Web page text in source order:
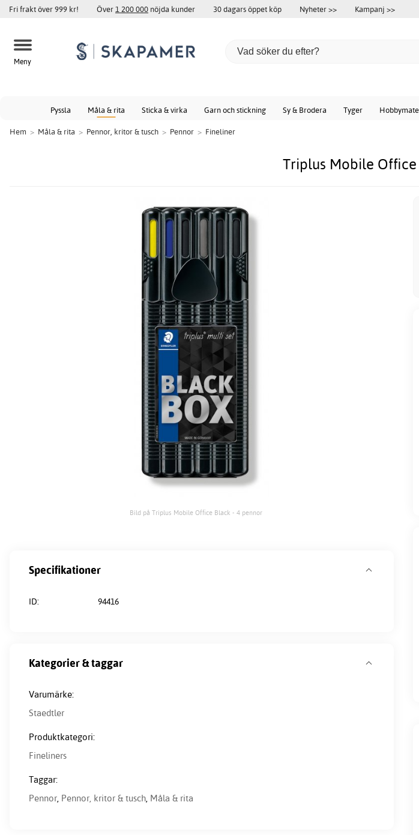
Fri frakt över 999 kr! Över1 200 000 nöjda kunder 30 dagars öppet köp Nyheter >> Kampanj >>
Meny
Pyssla Måla & rita Sticka & virka Garn och stickning Sy & Brodera Tyger
Hem > Måla & rita > Pennor, kritor & tusch > Pennor > Fineliner
Triplus Mobile
Bild på Triplus Mobile Office Black - 4 pennor
Specifikationer
ID: 94416
Kategorier & taggar
Varumärke:
Staedtler
Produktkategori:
Fineliners
Taggar:
Pennor, Pennor, kritor & tusch, Måla & rita